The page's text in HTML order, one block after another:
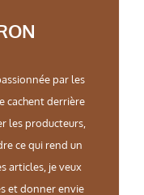
par les
cachent derrière
les producteurs,
ce qui rend un
articles, je veux
et donner envie